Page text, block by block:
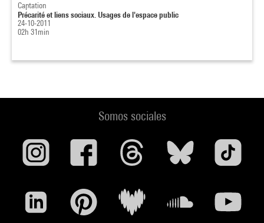
Captation
Précarité et liens sociaux. Usages de l'espace public
24-10-2011
02h 31min
Somos sociales